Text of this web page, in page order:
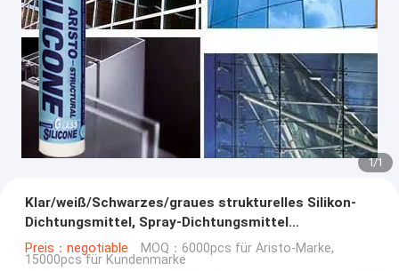
1/1
Klar/weiß/Schwarzes/graues strukturelles Silikon-
Dichtungsmittel, Spray-Dichtungsmittel
hitzebeständig
Preis：negotiable MOQ：6000pcs für Aristo-Marke,
15000pcs für Kundenmarke